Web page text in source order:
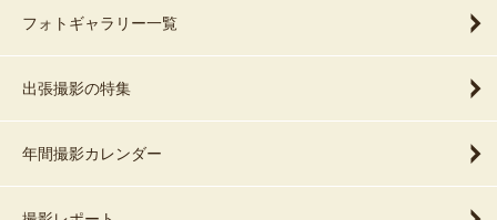
フォトギャラリー一覧
出張撮影の特集
年間撮影カレンダー